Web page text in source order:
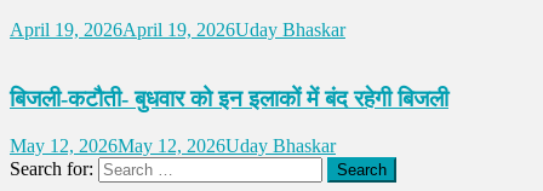
April 19, 2026April 19, 2026Uday Bhaskar
बिजली-कटौती- बुधवार को इन इलाकों में बंद रहेगी बिजली
May 12, 2026May 12, 2026Uday Bhaskar
Search for: